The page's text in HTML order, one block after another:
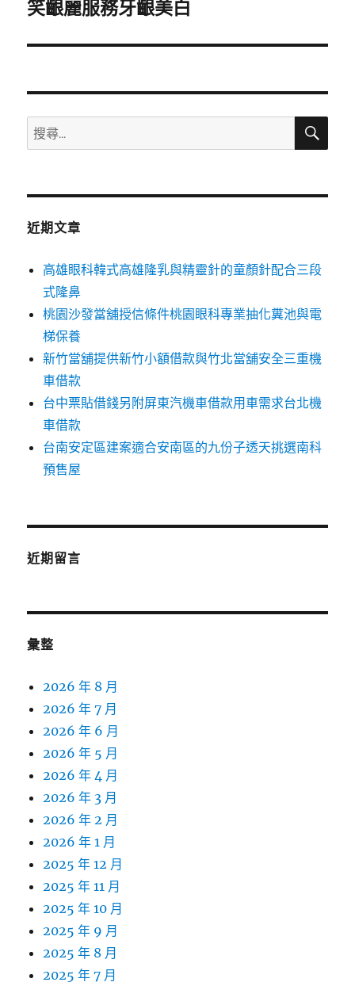
一
文
笑齦麗服務牙齦美白
搜
尋
鍵
搜
近期文章
高雄眼科韓式高雄隆乳與精靈針的童顏針配合三段
式隆鼻
桃園沙發當舖授信條件桃園眼科專業抽化糞池與電
梯保養
新竹當舖提供新竹小額借款與竹北當舖安全三重機
車借款
台中票貼借錢另附屏東汽機車借款用車需求台北機
車借款
台南安定區建案適合安南區的九份子透天挑選南科
預售屋
近期留言
彙整
2026 年 8 月
2026 年 7 月
2026 年 6 月
2026 年 5 月
2026 年 4 月
2026 年 3 月
2026 年 2 月
2026 年 1 月
2025 年 12 月
2025 年 11 月
2025 年 10 月
2025 年 9 月
2025 年 8 月
2025 年 7 月